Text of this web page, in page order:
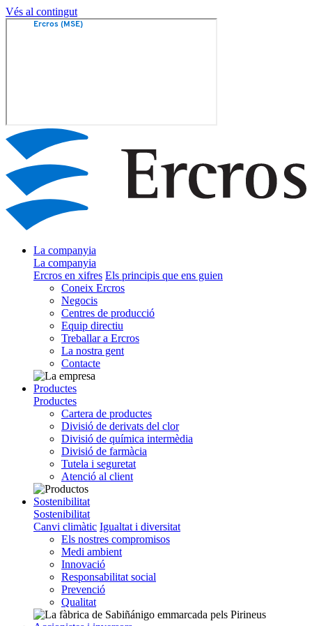
Vés al contingut
La companyia
La companyia
Ercros en xifres Els principis que ens guien
Coneix Ercros
Negocis
Centres de producció
Equip directiu
Treballar a Ercros
La nostra gent
Contacte
Productes
Productes
Cartera de productes
Divisió de derivats del clor
Divisió de química intermèdia
Divisió de farmàcia
Tutela i seguretat
Atenció al client
Sostenibilitat
Sostenibilitat
Canvi climàtic Igualtat i diversitat
Els nostres compromisos
Medi ambient
Innovació
Responsabilitat social
Prevenció
Qualitat